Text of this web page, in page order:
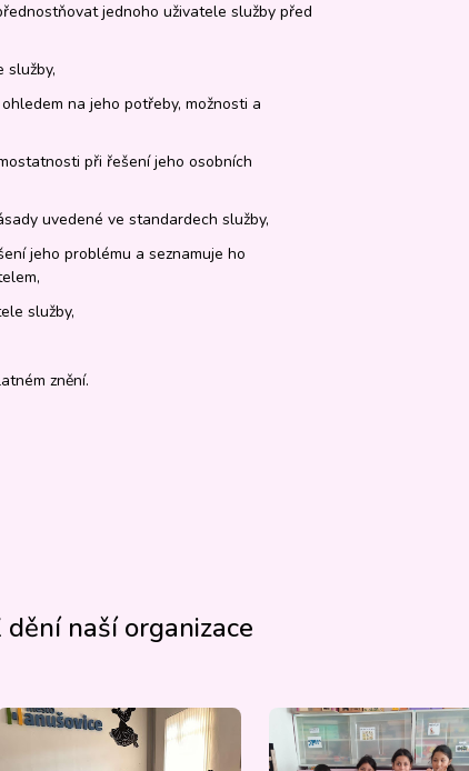
jednoho uživatele služby před
služby,
na jeho potřeby, možnosti a
při řešení jeho osobních
uvedené ve standardech služby,
jeho problému a seznamuje ho
služby,
znění.
dění naší organizace